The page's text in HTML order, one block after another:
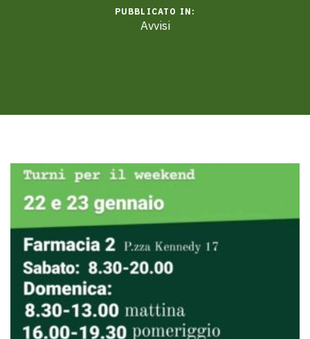
PUBBLICATO IN:
Avvisi